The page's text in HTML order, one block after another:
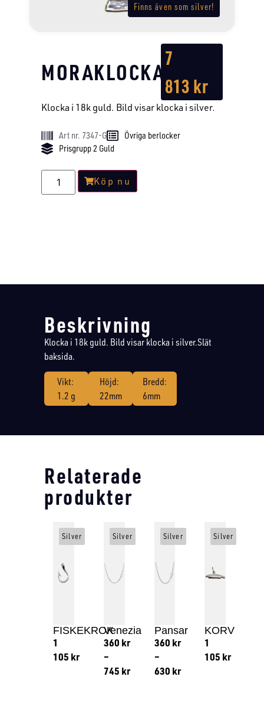
Finns även som silver!
MORAKLOCKA
7
813kr
Klocka i 18k guld. Bild visar klocka i silver.
Art nr. 7347-G
Övriga berlocker
Prisgrupp 2 Guld
Köp nu
Beskrivning
Klocka i 18k guld. Bild visar klocka i silver.Slät
baksida.
Vikt:
1.2 g
Höjd:
22mm
Bredd:
6mm
Relaterade
produkter
FISKEKROK
1
105 kr
Silver
Venezia
360 kr
–
745 kr
Silver
Pansar
360 kr
–
630 kr
Silver
KORV
1
105 kr
Silver